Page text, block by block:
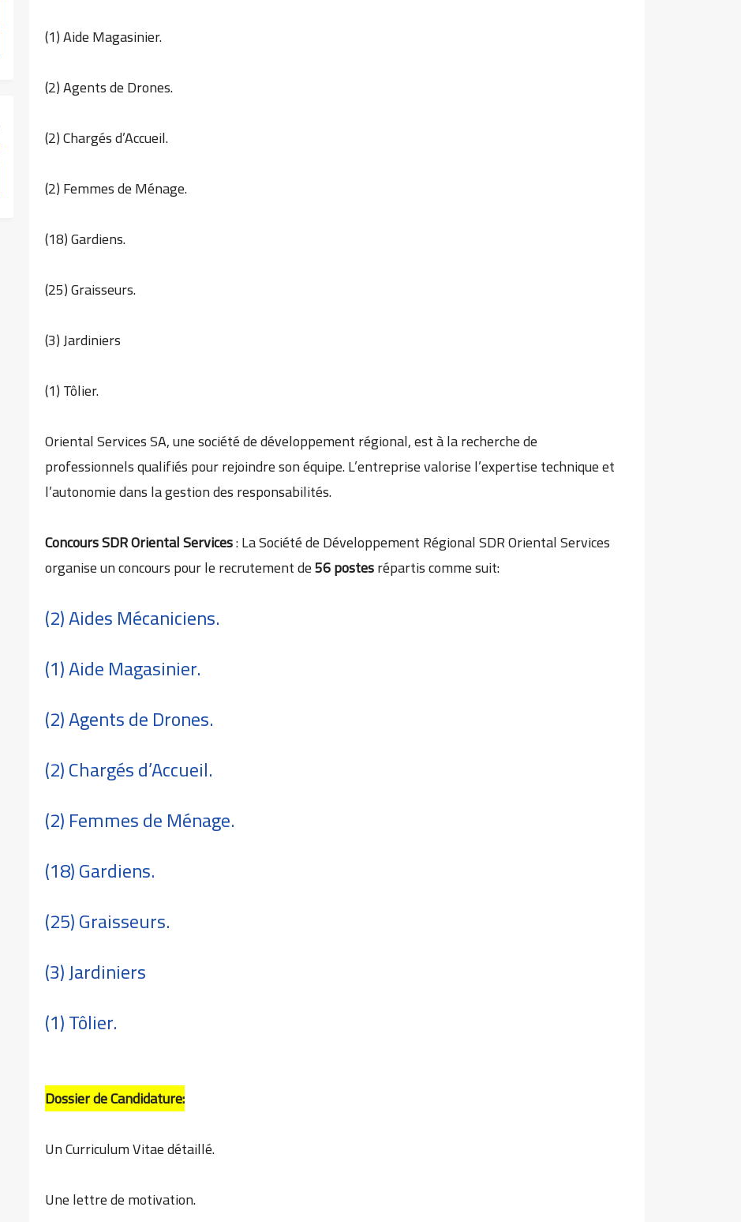
(1) Aide Magasinier.
(2) Agents de Drones.
(2) Chargés d’Accueil.
(2) Femmes de Ménage.
(18) Gardiens.
(25) Graisseurs.
(3) Jardiniers
(1) Tôlier.
Oriental Services SA, une société de développement régional, est à la recherche de
professionnels qualifiés pour rejoindre son équipe. L’entreprise valorise l’expertise technique et
l’autonomie dans la gestion des responsabilités.
Concours SDR Oriental Services: La Société de Développement Régional SDR Oriental Services
organise un concours pour le recrutement de56 postesrépartis comme suit:
(2) Aides Mécaniciens.
(1) Aide Magasinier.
(2) Agents de Drones.
(2) Chargés d’Accueil.
(2) Femmes de Ménage.
(18) Gardiens.
(25) Graisseurs.
(3) Jardiniers
(1) Tôlier.
Dossier de Candidature:
Un Curriculum Vitae détaillé.
Une lettre de motivation.